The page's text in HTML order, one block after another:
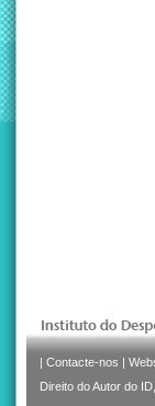
| Contacte-nos |
Direito do Autor do